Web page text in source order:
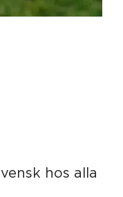
hos alla